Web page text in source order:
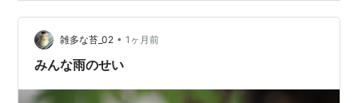
雑多な苔_02 • 1ヶ月前
みんな雨のせい